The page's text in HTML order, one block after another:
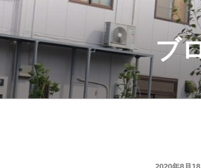
テ
ン
ツ
へ
ブ
投